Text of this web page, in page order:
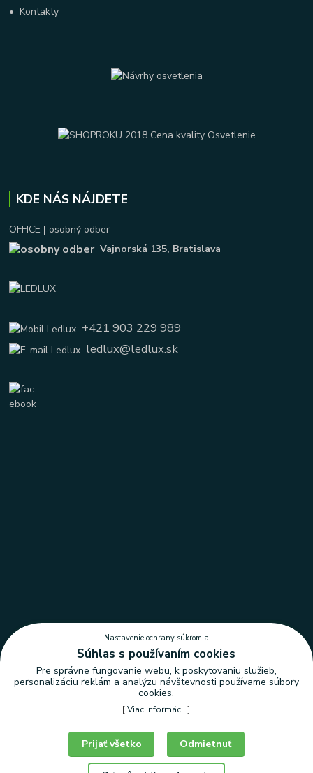
•Kontakty
KDE NÁS NÁJDETE
OFFICE | osobný odber
Vajnorská 135, Bratislava
+421 903 229 989
ledlux@ledlux.sk
Nastavenie ochrany súkromia
Nastavenie ochrany súkromia
Súhlas s používaním cookies
Pre správne fungovanie webu, k poskytovaniu služieb,
personalizáciu reklám a analýzu návštevnosti používame súbory
cookies.
[Viac informácii ]
Odmietnuť
Prijať všetko